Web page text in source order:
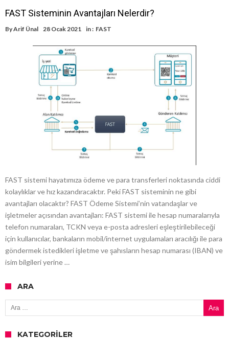
FAST Sisteminin Avantajları Nelerdir?
ByArif Ünal 28 Ocak 2021 in : FAST
FAST sistemi hayatımıza ödeme ve para transferleri noktasında ciddi
kolaylıklar ve hız kazandıracaktır. Peki FAST sisteminin ne gibi
avantajları olacaktır? FAST Ödeme Sistemi’nin vatandaşlar ve
işletmeler açısından avantajları: FAST sistemi ile hesap numaralarıyla
telefon numaraları, TCKN veya e-posta adresleri eşleştirilebileceği
için kullanıcılar, bankaların mobil/internet uygulamaları aracılığı ile para
göndermek istedikleri işletme ve şahısların hesap numarası (IBAN) ve
isim bilgileri yerine …
ARA
Arama:
KATEGORILER